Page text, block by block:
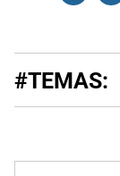
#TEMAS: